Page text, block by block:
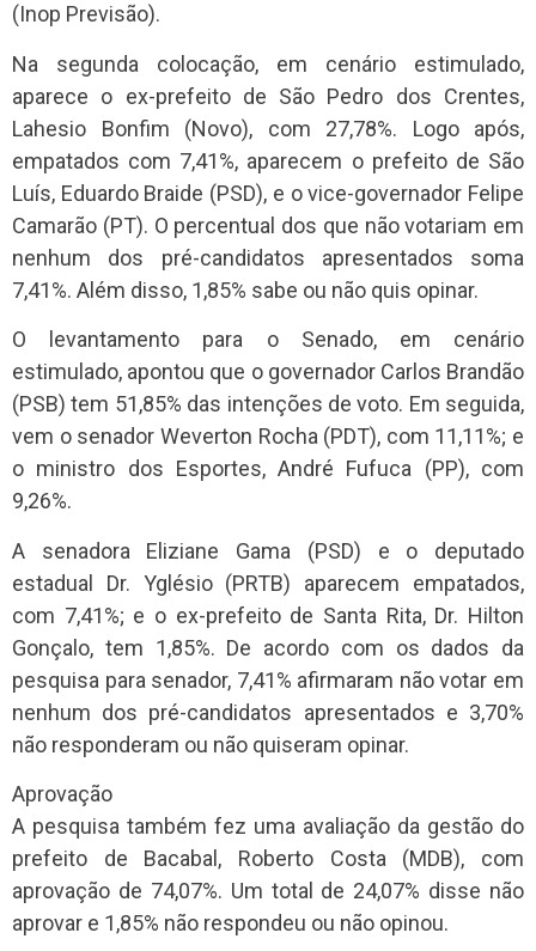
(Inop Previsão).
Na segunda colocação, em cenário estimulado,
aparece o ex-prefeito de São Pedro dos Crentes,
Lahesio Bonfim (Novo), com 27,78%. Logo após,
empatados com 7,41%, aparecem o prefeito de São
Luís, Eduardo Braide (PSD), e o vice-governador Felipe
Camarão (PT). O percentual dos que não votariam em
nenhum dos pré-candidatos apresentados soma
7,41%. Além disso, 1,85% sabe ou não quis opinar.
O levantamento para o Senado, em cenário
estimulado, apontou que o governador Carlos Brandão
(PSB) tem 51,85% das intenções de voto. Em seguida,
vem o senador Weverton Rocha (PDT), com 11,11%; e
o ministro dos Esportes, André Fufuca (PP), com
9,26%.
A senadora Eliziane Gama (PSD) e o deputado
estadual Dr. Yglésio (PRTB) aparecem empatados,
com 7,41%; e o ex-prefeito de Santa Rita, Dr. Hilton
Gonçalo, tem 1,85%. De acordo com os dados da
pesquisa para senador, 7,41% afirmaram não votar em
nenhum dos pré-candidatos apresentados e 3,70%
não responderam ou não quiseram opinar.
Aprovação
A pesquisa também fez uma avaliação da gestão do
prefeito de Bacabal, Roberto Costa (MDB), com
aprovação de 74,07%. Um total de 24,07% disse não
aprovar e 1,85% não respondeu ou não opinou.